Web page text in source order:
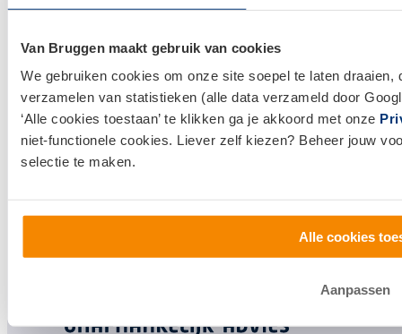
Van Bruggen maakt gebruik van cookies
We gebruiken cookies om onze site soepel te laten
verzamelen van statistieken (alle data verzameld door
‘Alle cookies toestaan’ te klikken ga je akkoord met onze
niet-functionele cookies. Liever zelf kiezen? Beheer jouw
selectie te maken.
Alle cookies
Aanpassen
Huis kopen
Huis verkopen
Klantenservice en contact
Bezoek eenvestiging